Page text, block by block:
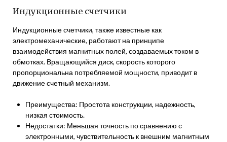
Индукционные счетчики
Индукционные счетчики, также известные как
электромеханические, работают на принципе
взаимодействия магнитных полей, создаваемых током в
обмотках. Вращающийся диск, скорость которого
пропорциональна потребляемой мощности, приводит в
движение счетный механизм.
Преимущества: Простота конструкции, надежность,
низкая стоимость.
Недостатки: Меньшая точность по сравнению с
электронными, чувствительность к внешним магнитным